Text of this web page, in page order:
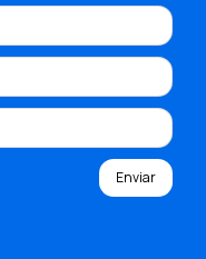
Enviar